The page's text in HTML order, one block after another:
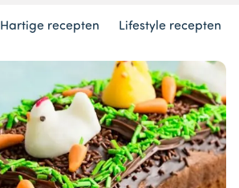
Hartige recepten Lifestyle recepten